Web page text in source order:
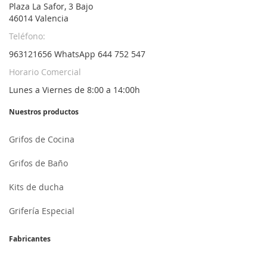
Plaza La Safor, 3 Bajo
46014 Valencia
Teléfono:
963121656 WhatsApp 644 752 547
Horario Comercial
Lunes a Viernes de 8:00 a 14:00h
Nuestros productos
Grifos de Cocina
Grifos de Baño
Kits de ducha
Grifería Especial
Fabricantes